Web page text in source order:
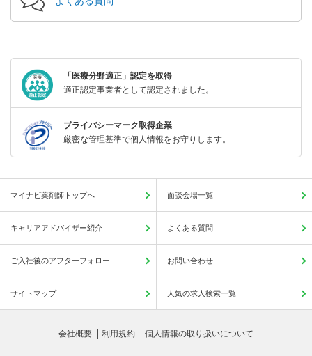
「医療分野適正」認定を取得
適正認定事業者として認定されました。
プライバシーマーク取得企業
厳密な管理基準で個人情報をお守りします。
マイナビ薬剤師トップへ 面談会場一覧
キャリアアドバイザー紹介 よくある質問
ご入社後のアフターフォロー お問い合わせ
サイトマップ 人気の求人検索一覧
会社概要 利用規約 個人情報の取り扱いについて